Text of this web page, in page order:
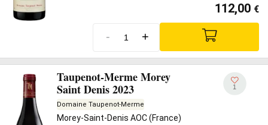
112,00 €
- +
Taupenot-Merme Morey
Saint Denis 2023
Domaine Taupenot-Merme
Morey-Saint-Denis AOC (France)
1